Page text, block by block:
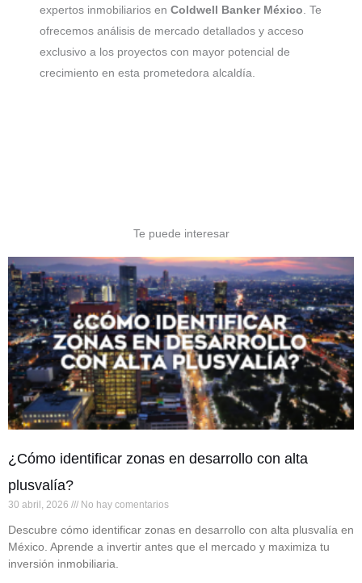
expertos inmobiliarios en Coldwell Banker México. Te
ofrecemos análisis de mercado detallados y acceso
exclusivo a los proyectos con mayor potencial de
crecimiento en esta prometedora alcaldía.
Te puede interesar
¿Cómo identificar zonas en desarrollo con alta
plusvalía?
30 abril, 2026 No hay comentarios
Descubre cómo identificar zonas en desarrollo con alta plusvalía en
México. Aprende a invertir antes que el mercado y maximiza tu
inversión inmobiliaria.